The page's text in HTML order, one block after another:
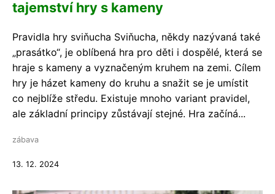
tajemství hry s kameny
Pravidla hry sviňucha Sviňucha, někdy nazývaná také
„prasátko“, je oblíbená hra pro děti i dospělé, která se
hraje s kameny a vyznačeným kruhem na zemi. Cílem
hry je házet kameny do kruhu a snažit se je umístit
co nejblíže středu. Existuje mnoho variant pravidel,
ale základní principy zůstávají stejné. Hra začíná...
zábava
13. 12. 2024